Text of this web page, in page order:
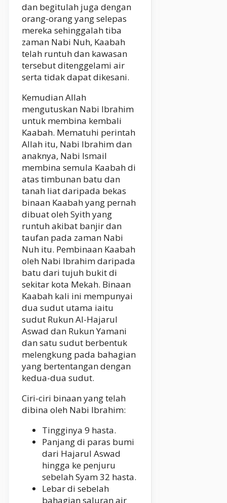
dan begitulah juga dengan
orang-orang yang selepas
mereka sehinggalah tiba
zaman Nabi Nuh, Kaabah
telah runtuh dan kawasan
tersebut ditenggelami air
serta tidak dapat dikesani.
Kemudian Allah
mengutuskan Nabi Ibrahim
untuk membina kembali
Kaabah. Mematuhi perintah
Allah itu, Nabi Ibrahim dan
anaknya, Nabi Ismail
membina semula Kaabah di
atas timbunan batu dan
tanah liat daripada bekas
binaan Kaabah yang pernah
dibuat oleh Syith yang
runtuh akibat banjir dan
taufan pada zaman Nabi
Nuh itu. Pembinaan Kaabah
oleh Nabi Ibrahim daripada
batu dari tujuh bukit di
sekitar kota Mekah. Binaan
Kaabah kali ini mempunyai
dua sudut utama iaitu
sudut Rukun Al-Hajarul
Aswad dan Rukun Yamani
dan satu sudut berbentuk
melengkung pada bahagian
yang bertentangan dengan
kedua-dua sudut.
Ciri-ciri binaan yang telah
dibina oleh Nabi Ibrahim:
Tingginya 9 hasta.
Panjang di paras bumi
dari Hajarul Aswad
hingga ke penjuru
sebelah Syam 32 hasta.
Lebar di sebelah
bahagian saluran air